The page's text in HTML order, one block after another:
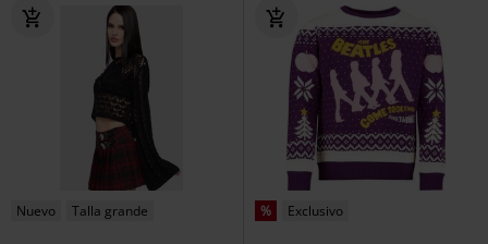
Nuevo Talla grande % Exclusivo